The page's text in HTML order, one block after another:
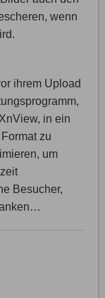
wenn
ihrem Upload
in ein
zu
um
Besucher,